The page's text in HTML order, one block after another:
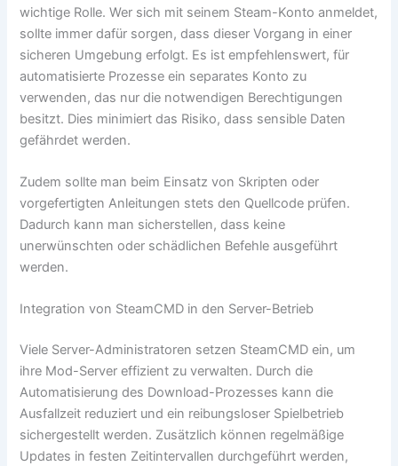
wichtige Rolle. Wer sich mit seinem Steam-Konto anmeldet,
sollte immer dafür sorgen, dass dieser Vorgang in einer
sicheren Umgebung erfolgt. Es ist empfehlenswert, für
automatisierte Prozesse ein separates Konto zu
verwenden, das nur die notwendigen Berechtigungen
besitzt. Dies minimiert das Risiko, dass sensible Daten
gefährdet werden.
Zudem sollte man beim Einsatz von Skripten oder
vorgefertigten Anleitungen stets den Quellcode prüfen.
Dadurch kann man sicherstellen, dass keine
unerwünschten oder schädlichen Befehle ausgeführt
werden.
Integration von SteamCMD in den Server-Betrieb
Viele Server-Administratoren setzen SteamCMD ein, um
ihre Mod-Server effizient zu verwalten. Durch die
Automatisierung des Download-Prozesses kann die
Ausfallzeit reduziert und ein reibungsloser Spielbetrieb
sichergestellt werden. Zusätzlich können regelmäßige
Updates in festen Zeitintervallen durchgeführt werden,